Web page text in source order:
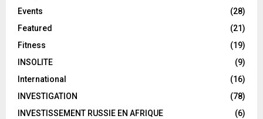
Events
(28)
Featured
(21)
Fitness
(19)
INSOLITE
(9)
International
(16)
INVESTIGATION
(78)
INVESTISSEMENT RUSSIE EN AFRIQUE
(6)